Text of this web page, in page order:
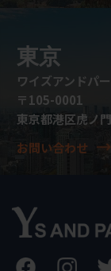
東京
ワイズアンドパ
〒105-0001
東京都港区虎ノ
お問い合わせ